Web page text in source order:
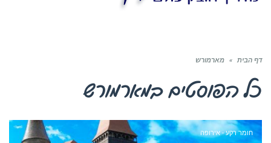
דף הבית » מארמורש
כל הפוסטים במארמורש
חומר רקע - אירופה